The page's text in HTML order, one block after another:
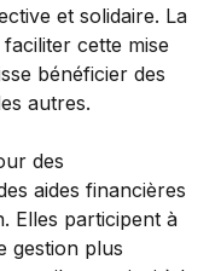
et solidaire. La
cette mise
bénéficier des
autres.
des
aides financières
Elles participent à
gestion plus